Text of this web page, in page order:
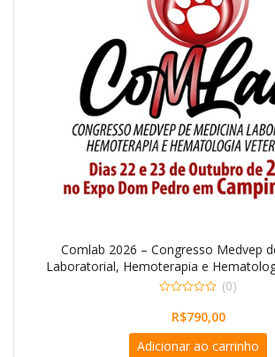
Comlab 2026 – Congresso Medvep
Laboratorial, Hemoterapia e
t
o
(0)
R$790,00
Adicionar ao carrinho